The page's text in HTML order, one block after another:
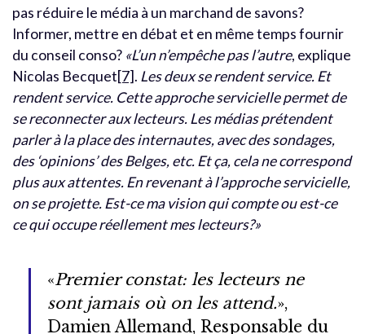
pas réduire le média à un marchand de savons?
Informer, mettre en débat et en même temps fournir
du conseil conso? «L’un n’empêche pas l’autre, explique
Nicolas Becquet[7]. Les deux se rendent service. Et
rendent service. Cette approche servicielle permet de
se reconnecter aux lecteurs. Les médias prétendent
parler à la place des internautes, avec des sondages,
des ‘opinions’ des Belges, etc. Et ça, cela ne correspond
plus aux attentes. En revenant à l’approche servicielle,
on se projette. Est-ce ma vision qui compte ou est-ce
ce qui occupe réellement mes lecteurs?»
«Premier constat: les lecteurs ne
sont jamais où on les attend.»,
Damien Allemand, Responsable du